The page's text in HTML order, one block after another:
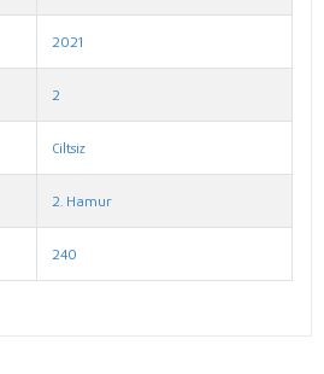
2021
2
Ciltsiz
2. Hamur
240